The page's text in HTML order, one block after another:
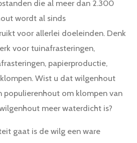
die al meer dan 2.300
wordt al sinds
voor allerlei doeleinden. Denk
voor tuinafrasteringen,
papierproductie,
Wist u dat wilgenhout
populierenhout om klompen van
meer waterdicht is?
gaat is de wilg een ware